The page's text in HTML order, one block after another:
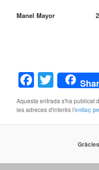
Manel Mayor
Twitter
Aquesta entrada s'ha publicat
les adreces d'interès l'enllaç